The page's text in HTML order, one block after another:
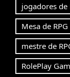
jogadores de
Mesa de RPG
mestre de
RolePlay